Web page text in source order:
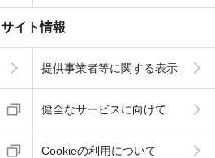
サイト情報
提供事業者等に関する表示
健全なサービスに向けて
Cookieの利用について